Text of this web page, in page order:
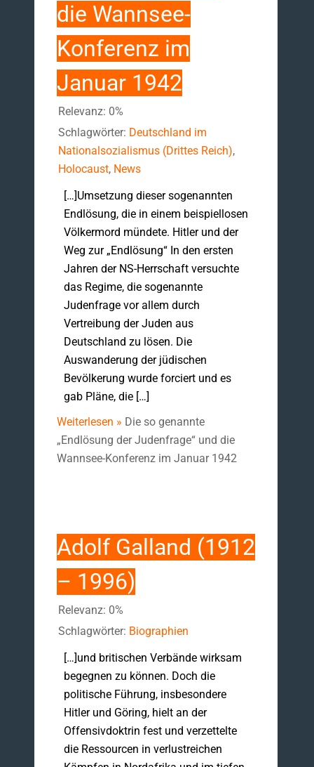
die Wannsee-
Konferenz im
Januar 1942
Relevanz: 0%
Schlagwörter: Deutschland im
Nationalsozialismus (Drittes Reich),
Holocaust, News
[…]Umsetzung dieser sogenannten
Endlösung, die in einem beispiellosen
Völkermord mündete. Hitler und der
Weg zur „Endlösung“ In den ersten
Jahren der NS-Herrschaft versuchte
das Regime, die sogenannte
Judenfrage vor allem durch
Vertreibung der Juden aus
Deutschland zu lösen. Die
Auswanderung der jüdischen
Bevölkerung wurde forciert und es
gab Pläne, die […]
Weiterlesen » Die so genannte
„Endlösung der Judenfrage“ und die
Wannsee-Konferenz im Januar 1942
Adolf Galland (1912
– 1996)
Relevanz: 0%
Schlagwörter: Biographien
[…]und britischen Verbände wirksam
begegnen zu können. Doch die
politische Führung, insbesondere
Hitler und Göring, hielt an der
Offensivdoktrin fest und verzettelte
die Ressourcen in verlustreichen